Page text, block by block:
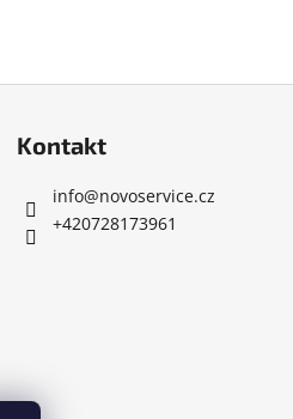
Kontakt
info@novoservice.cz
+420728173961